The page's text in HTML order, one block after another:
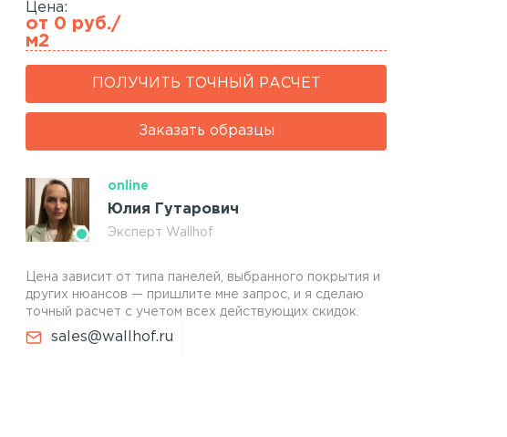
Цена:
от 0 руб./
м2
ПОЛУЧИТЬ ТОЧНЫЙ РАСЧЕТ
Заказать образцы
online
Юлия Гутарович
Эксперт Wallhof
Цена зависит от типа панелей, выбранного покрытия и
других нюансов — пришлите мне запрос, и я сделаю
точный расчет с учетом всех действующих скидок.
sales@wallhof.ru